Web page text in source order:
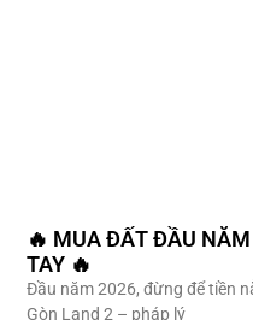
🔥 MUA ĐẤT ĐẦU
TAY 🔥
Đầu năm 2026, đừng để tiền
Gòn Land 2 – pháp lý